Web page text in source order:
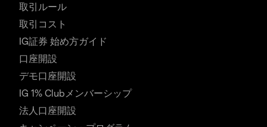
取引ルール
取引コスト
IG証券 始め方ガイド
口座開設
デモ口座開設
IG 1% Clubメンバーシップ
法人口座開設